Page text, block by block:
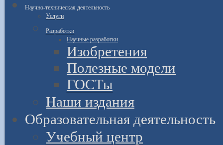
Научно-техническая деятельность
Услуги
Разработки
Научные разработки
Изобретения
Полезные модели
ГОСТы
Наши издания
Образовательная деятельность
Учебный центр